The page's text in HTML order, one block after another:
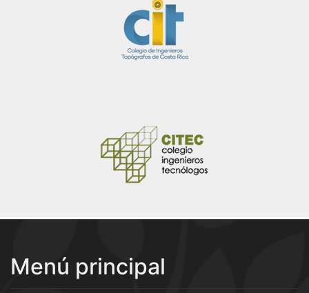
Menú principal